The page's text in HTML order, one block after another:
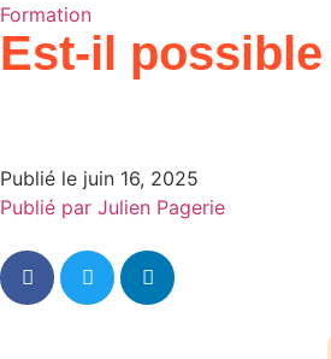
Formation
Est-il possible
Publié le juin 16, 2025
Publié par Julien Pagerie